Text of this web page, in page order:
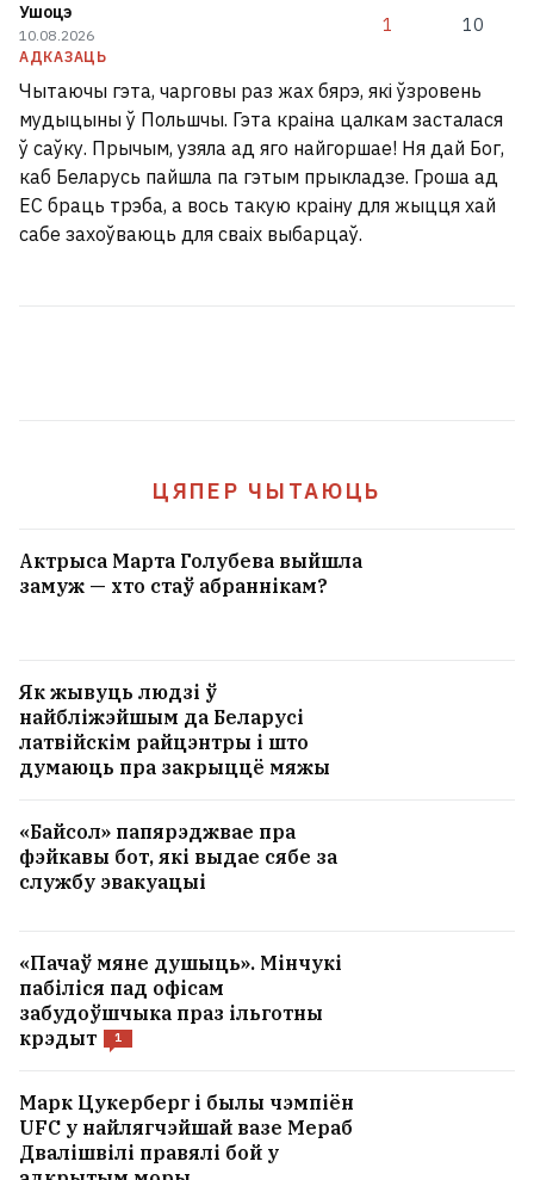
Ушоцэ
10.08.2026
АДКАЗАЦЬ
1 10
Чытаючы гэта, чарговы раз жах бярэ, які ўзровень
мудыцыны ў Польшчы. Гэта краіна цалкам засталася
ў саўку. Прычым, узяла ад яго найгоршае! Ня дай Бог,
каб Беларусь пайшла па гэтым прыкладзе. Гроша ад
ЕС браць трэба, а вось такую краіну для жыцця хай
сабе захоўваюць для сваіх выбарцаў.
ЦЯПЕР ЧЫТАЮЦЬ
Актрыса Марта Голубева выйшла
замуж — хто стаў абраннікам?
Як жывуць людзі ў
найбліжэйшым да Беларусі
латвійскім райцэнтры і што
думаюць пра закрыццё мяжы
«Байсол» папярэджвае пра
фэйкавы бот, які выдае сябе за
службу эвакуацыі
«Пачаў мяне душыць». Мінчукі
пабіліся пад офісам
забудоўшчыка праз ільготны
крэдыт
1
Марк Цукерберг і былы чэмпіён
UFC у найлягчэйшай вазе Мераб
Двалішвілі правялі бой у